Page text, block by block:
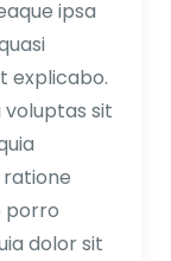
ipsa
explicabo.
sit
ratione
porro
dolor sit